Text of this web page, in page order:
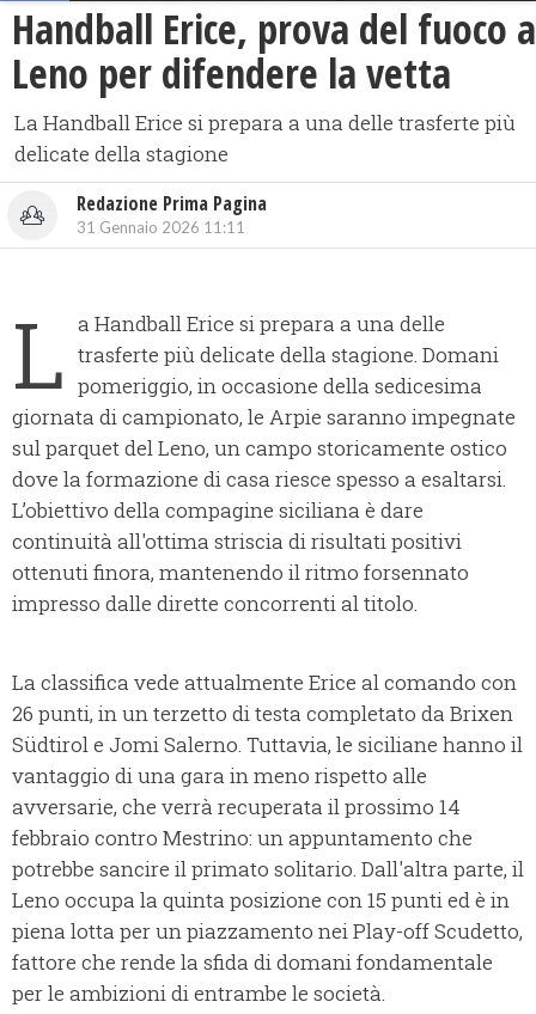
Handball Erice, prova del fuoco a
Leno per difendere la vetta
​La Handball Erice si prepara a una delle trasferte più
delicate della stagione
Redazione Prima Pagina
31 Gennaio 2026 11:11
L a Handball Erice si prepara a una delle
trasferte più delicate della stagione. Domani
pomeriggio, in occasione della sedicesima
giornata di campionato, le Arpie saranno impegnate
sul parquet del Leno, un campo storicamente ostico
dove la formazione di casa riesce spesso a esaltarsi.
L’obiettivo della compagine siciliana è dare
continuità all'ottima striscia di risultati positivi
ottenuti finora, mantenendo il ritmo forsennato
impresso dalle dirette concorrenti al titolo.
La classifica vede attualmente Erice al comando con
26 punti, in un terzetto di testa completato da Brixen
Südtirol e Jomi Salerno. Tuttavia, le siciliane hanno il
vantaggio di una gara in meno rispetto alle
avversarie, che verrà recuperata il prossimo 14
febbraio contro Mestrino: un appuntamento che
potrebbe sancire il primato solitario. Dall'altra parte, il
Leno occupa la quinta posizione con 15 punti ed è in
piena lotta per un piazzamento nei Play-off Scudetto,
fattore che rende la sfida di domani fondamentale
per le ambizioni di entrambe le società.